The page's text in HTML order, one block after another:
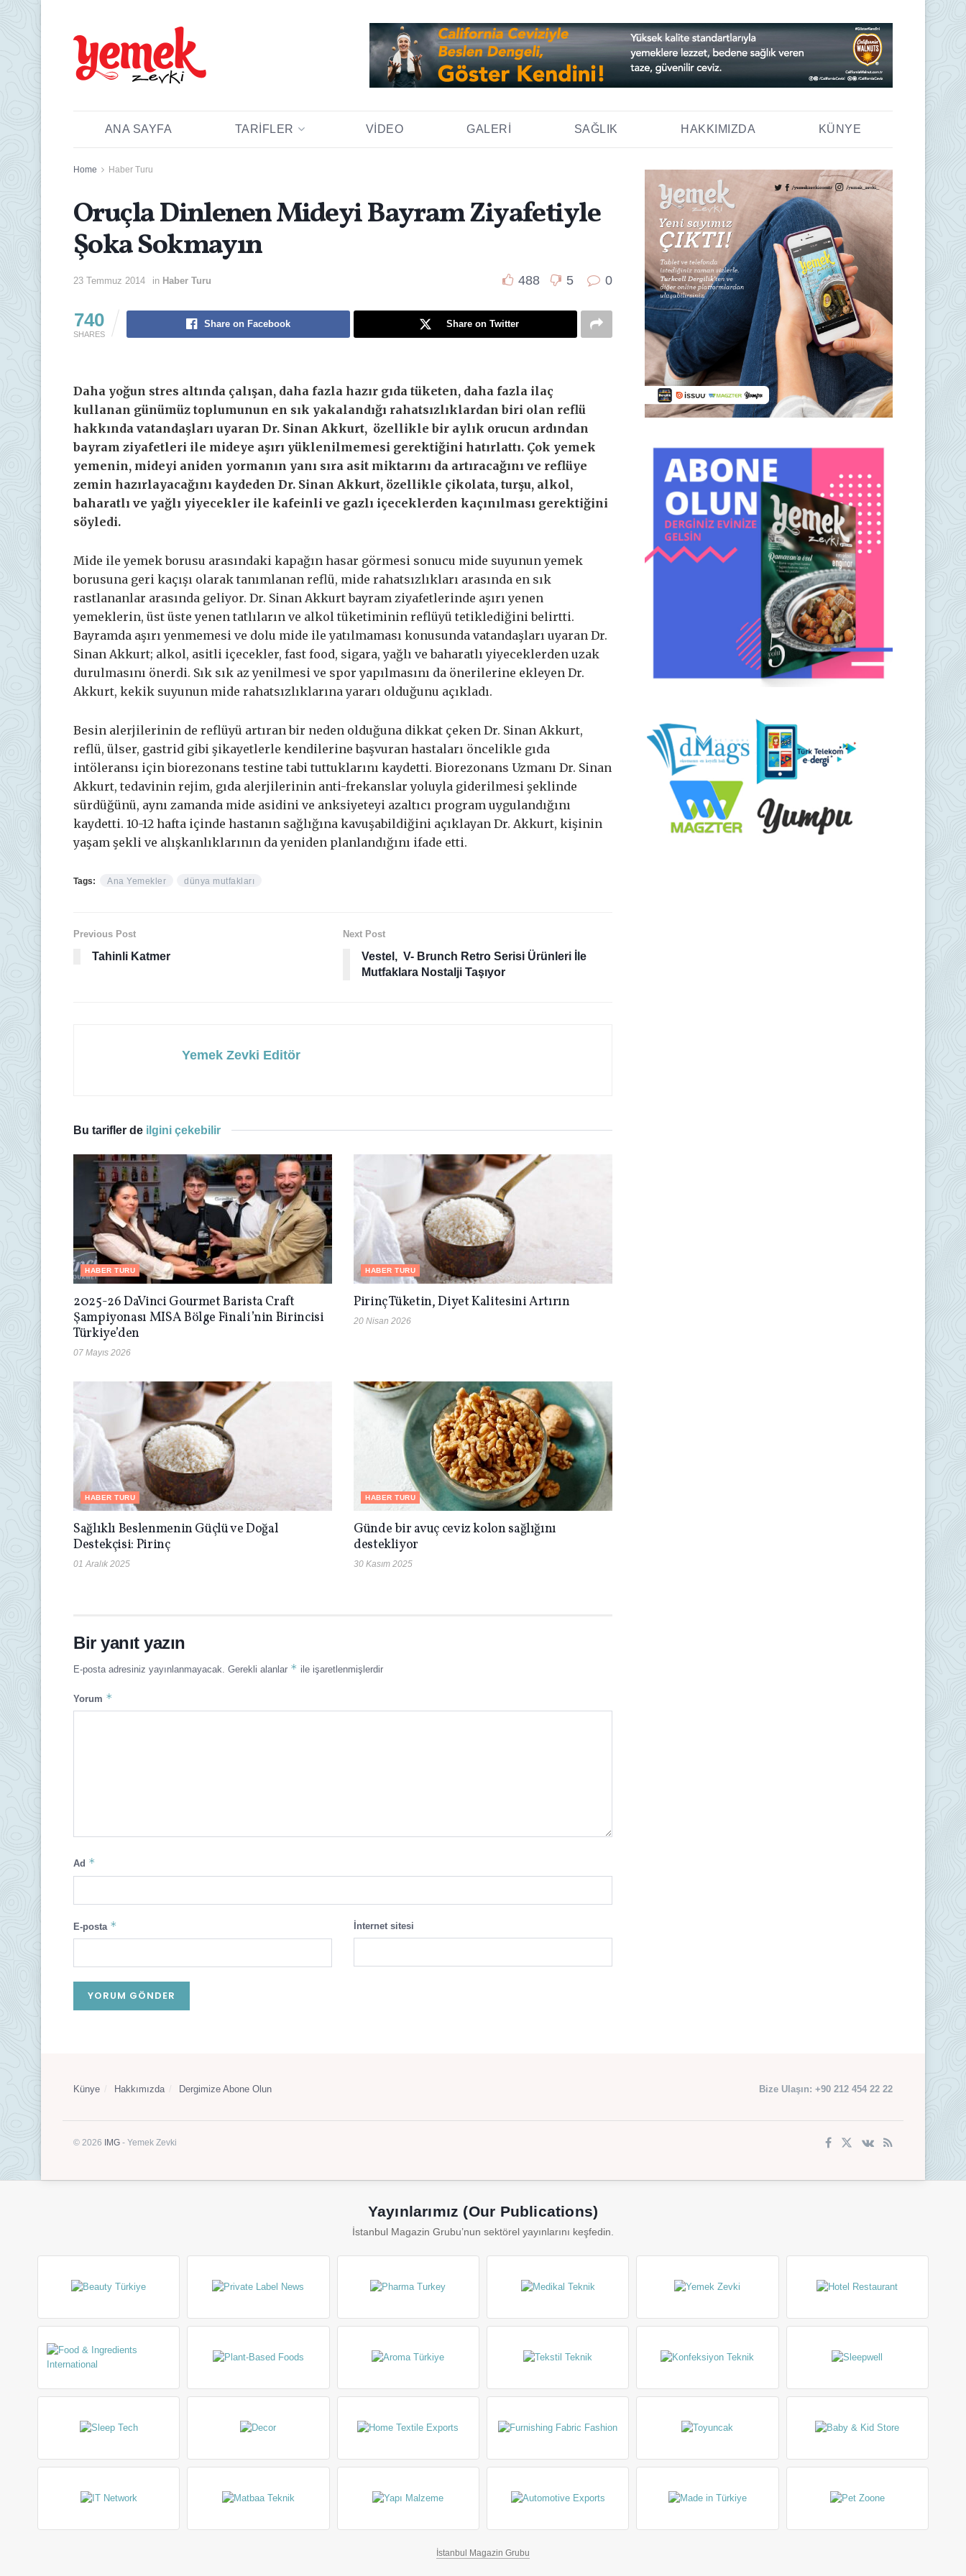
ANA SAYFA TARIFLER VIDEO GALERI SAĞLIK HAKKIMIZDA KÜNYE
Home Haber Turu
Oruçla Dinlenen Mideyi Bayram Ziyafetiyle
Şoka Sokmayın
23 Temmuz 2014 in Haber Turu 488 5 0
740
SHARES
Share on Facebook Share on Twitter
Daha yoğun stres altında çalışan, daha fazla hazır gıda tüketen, daha fazla ilaç
kullanan günümüz toplumunun en sık yakalandığı rahatsızlıklardan biri olan reflü
hakkında vatandaşları uyaran Dr. Sinan Akkurt, özellikle bir aylık orucun ardından
bayram ziyafetleri ile mideye aşırı yüklenilmemesi gerektiğini hatırlattı. Çok yemek
yemenin, mideyi aniden yormanın yanı sıra asit miktarını da artıracağını ve reflüye
zemin hazırlayacağını kaydeden Dr. Sinan Akkurt, özellikle çikolata, turşu, alkol,
baharatlı ve yağlı yiyecekler ile kafeinli ve gazlı içeceklerden kaçınılması gerektiğini
söyledi.
Mide ile yemek borusu arasındaki kapağın hasar görmesi sonucu mide suyunun yemek
borusuna geri kaçışı olarak tanımlanan reflü, mide rahatsızlıkları arasında en sık
rastlananlar arasında geliyor. Dr. Sinan Akkurt bayram ziyafetlerinde aşırı yenen
yemeklerin, üst üste yenen tatlıların ve alkol tüketiminin reflüyü tetiklediğini belirtti.
Bayramda aşırı yenmemesi ve dolu mide ile yatılmaması konusunda vatandaşları uyaran Dr.
Sinan Akkurt; alkol, asitli içecekler, fast food, sigara, yağlı ve baharatlı yiyeceklerden uzak
durulmasını önerdi. Sık sık az yenilmesi ve spor yapılmasını da önerilerine ekleyen Dr.
Akkurt, kekik suyunun mide rahatsızlıklarına yararı olduğunu açıkladı.
Besin alerjilerinin de reflüyü artıran bir neden olduğuna dikkat çeken Dr. Sinan Akkurt,
reflü, ülser, gastrid gibi şikayetlerle kendilerine başvuran hastaları öncelikle gıda
intöleransı için biorezonans testine tabi tuttuklarını kaydetti. Biorezonans Uzmanı Dr. Sinan
Akkurt, tedavinin rejim, gıda alerjilerinin anti-frekanslar yoluyla giderilmesi şeklinde
sürdüğünü, aynı zamanda mide asidini ve anksiyeteyi azaltıcı program uygulandığını
kaydetti. 10-12 hafta içinde hastanın sağlığına kavuşabildiğini açıklayan Dr. Akkurt, kişinin
yaşam şekli ve alışkanlıklarının da yeniden planlandığını ifade etti.
Tags: Ana Yemekler dünya mutfakları
Previous Post
Tahinli Katmer
Next Post
Vestel, V- Brunch Retro Serisi Ürünleri İle
Mutfaklara Nostalji Taşıyor
Yemek Zevki Editör
Bu tarifler de ilgini çekebilir
HABER TURU
2025-26 DaVinci Gourmet Barista Craft
Şampiyonası MISA Bölge Finali’nin Birincisi
Türkiye’den
07 Mayıs 2026
HABER TURU
Pirinç Tüketin, Diyet Kalitesini Artırın
20 Nisan 2026
HABER TURU
Sağlıklı Beslenmenin Güçlü ve Doğal
Destekçisi: Pirinç
01 Aralık 2025
HABER TURU
Günde bir avuç ceviz kolon sağlığını
destekliyor
30 Kasım 2025
Bir yanıt yazın
E-posta adresiniz yayınlanmayacak. Gerekli alanlar * ile işaretlenmişlerdir
Yorum *
Ad *
E-posta * İnternet sitesi
Künye Hakkımızda Dergimize Abone Olun Bize Ulaşın: +90 212 454 22 22
© 2026 IMG - Yemek Zevki
Yayınlarımız (Our Publications)
İstanbul Magazin Grubu’nun sektörel yayınlarını keşfedin.
İstanbul Magazin Grubu